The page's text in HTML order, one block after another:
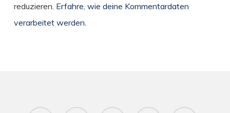
reduzieren. Erfahre, wie deine Kommentardaten
verarbeitet werden.